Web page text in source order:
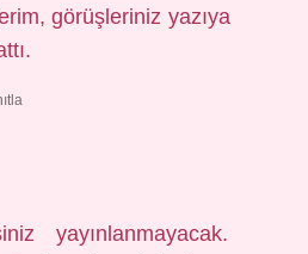
görüşleriniz yazıya
yayınlanmayacak.